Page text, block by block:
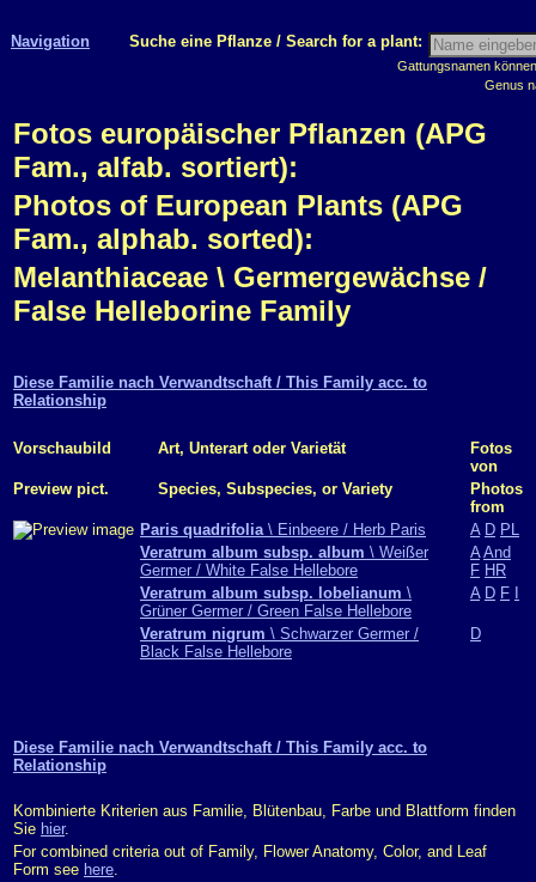
Navigation Suche eine Pflanze / Search for a plant:
Gattungsnamen
Genus
Fotos europäischer Pflanzen (APG
Fam., alfab. sortiert):
Photos of European Plants (APG
Fam., alphab. sorted):
Melanthiaceae \ Germergewächse /
False Helleborine Family
Diese Familie nach Verwandtschaft / This Family acc. to
Relationship
Vorschaubild Art, Unterart oder Varietät
Fotos
von
Preview pict.
Species, Subspecies, or Variety
Photos
from
Paris quadrifolia\ Einbeere / Herb Paris A D PL
Veratrum album subsp. album \ Weißer
Germer / White False Hellebore
A And
F HR
Veratrum album subsp. lobelianum \
Grüner Germer / Green False Hellebore
A D F
Veratrum nigrum \ Schwarzer Germer /
Black False Hellebore
D
Diese Familie nach Verwandtschaft / This Family acc. to
Relationship
Kombinierte Kriterien aus Familie, Blütenbau, Farbe und Blattform finden
Sie hier.
For combined criteria out of Family, Flower Anatomy, Color, and Leaf
Form see here.